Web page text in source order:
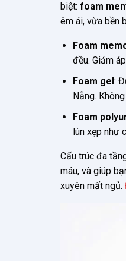
biệt: foam
êm ái, vừa bền
Foam
đều. Giảm
Foam gel:
Nẵng.
Foam
lún xẹp như
Cấu trúc đa
máu, và giúp
xuyên mất ngủ.